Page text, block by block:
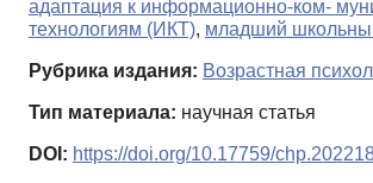
адаптация к информационно-ком-
технологиям (ИКТ), младший
Рубрика издания: Возрастная
Тип материала: научная статья
DOI: https://doi.org/10.17759/